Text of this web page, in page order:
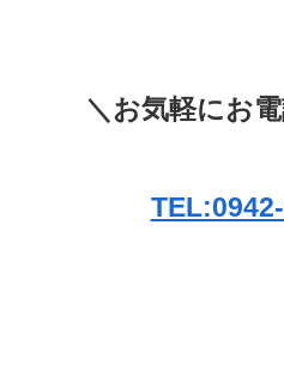
＼お気軽にお